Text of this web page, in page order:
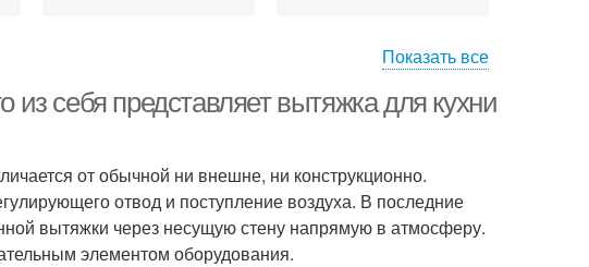
Клапан для воздуха
Показать все
себя представляет вытяжка для кухни
от обычной ни внешне, ни конструкционно.
отвод и поступление воздуха. В последние
вытяжки через несущую стену напрямую в атмосферу.
элементом оборудования.